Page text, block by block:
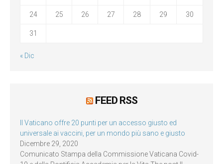
24 25 26 27 28 29 30
31
« Dic
FEED RSS
Il Vaticano offre 20 punti per un accesso giusto ed
universale ai vaccini, per un mondo più sano e giusto
Dicembre 29, 2020
Comunicato Stampa della Commissione Vaticana Covid-